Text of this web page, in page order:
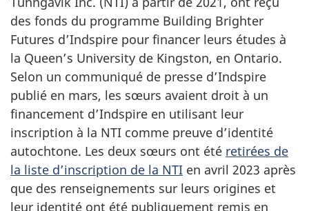
des fonds du programme Building Brighter
Futures d’Indspire pour financer leurs études à
la Queen’s University de Kingston, en Ontario.
Selon un communiqué de presse d’Indspire
publié en mars, les sœurs avaient droit à un
financement d’Indspire en utilisant leur
inscription à la NTI comme preuve d’identité
autochtone. Les deux sœurs ont été retirées de
la liste d’inscription de la NTI en avril 2023 après
que des renseignements sur leurs origines et
leur identité ont été publiquement remis en